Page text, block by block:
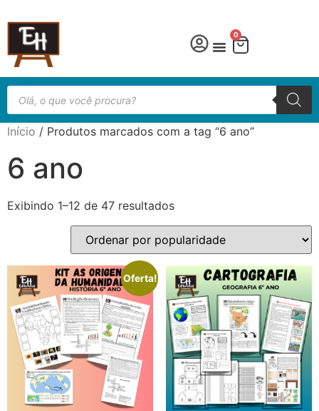
0
Início / Produtos marcados com a tag “6 ano”
6 ano
Exibindo 1–12 de 47 resultados
Oferta!